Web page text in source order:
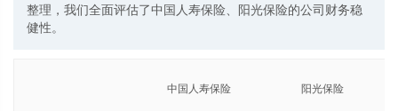
整理，我们全面评估了中国人寿保险、阳光保险的公司财务稳
健性。
中国人寿保险 阳光保险